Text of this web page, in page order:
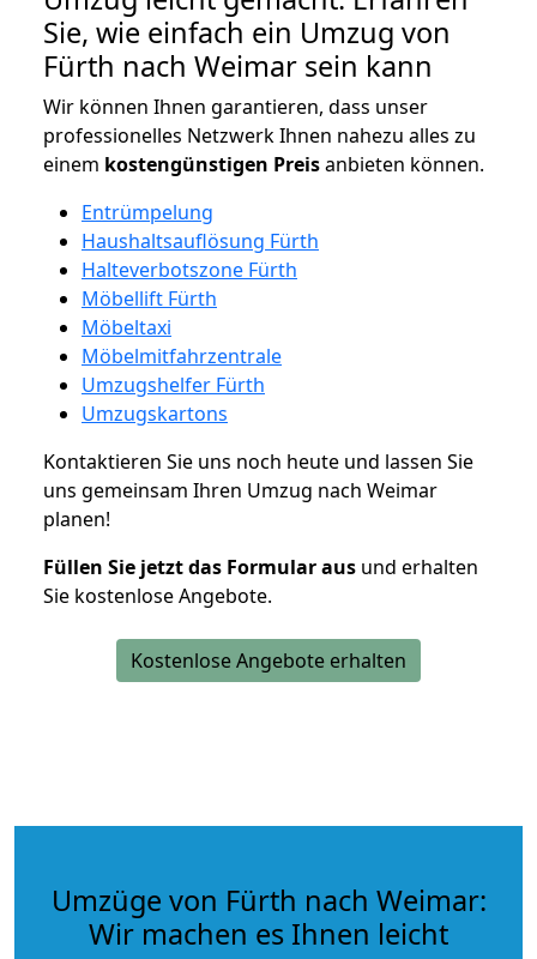
Sie, wie einfach ein Umzug von
Fürth nach Weimar sein kann
Wir können Ihnen garantieren, dass unser
professionelles Netzwerk Ihnen nahezu alles zu
einem kostengünstigen Preisanbieten können.
Entrümpelung
Haushaltsauflösung Fürth
Halteverbotszone Fürth
Möbellift Fürth
Möbeltaxi
Möbelmitfahrzentrale
Umzugshelfer Fürth
Umzugskartons
Kontaktieren Sie uns noch heute und lassen Sie
uns gemeinsam Ihren Umzug nach Weimar
planen!
Füllen Sie jetzt das Formular aus und erhalten
Sie kostenlose Angebote.
Kostenlose Angebote erhalten
Umzüge von Fürth nach Weimar:
Wir machen es Ihnen leicht